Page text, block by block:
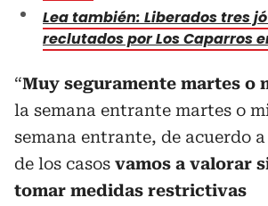
Lea también: Liberados tres
reclutados por Los Caparros
“Muy seguramente martes o
la semana entrante martes o
semana entrante, de acuerdo
de los casos vamos a valorar
tomar medidas restrictivas